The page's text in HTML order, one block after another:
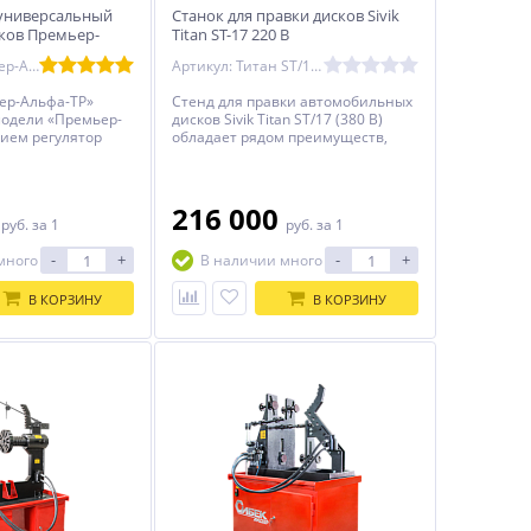
Премьер-
Артикул: Премьер-Альфа-ТР
Альфа-ТР»
«Премьер-
регулятор
дисков из
и разных
руб. за 1
- +
В КОРЗИНУ
Станок для правки дисков Sivik
Titan ST-17 220 В
Артикул: Титан ST/17 220В синий
Стенд для правки автомобильных
дисков Sivik Titan ST/17 (380 В)
обладает рядом преимуществ,
шиномонтажных мастерских.
Основные достоинства включают
функциональность, надёжность и
комплектацию.
216 000 руб. за 1
В наличии много
- +
В КОРЗИНУ